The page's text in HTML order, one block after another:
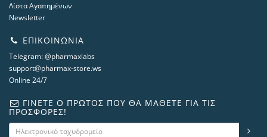
Λίστα Αγαπημένων
Newsletter
ΕΠΙΚΟΙΝΩΝΊΑ
Telegram: @pharmaxlabs
support@pharmax-store.ws
Online 24/7
ΓΊΝΕΤΕ Ο ΠΡΏΤΟΣ ΠΟΥ ΘΑ ΜΆΘΕΤΕ ΓΙΑ ΤΙΣ
ΠΡΟΣΦΟΡΈΣ!